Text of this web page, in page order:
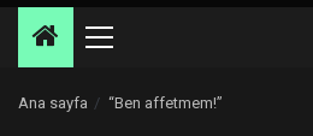
Primary
Ana sayfa “Ben affetmem!”